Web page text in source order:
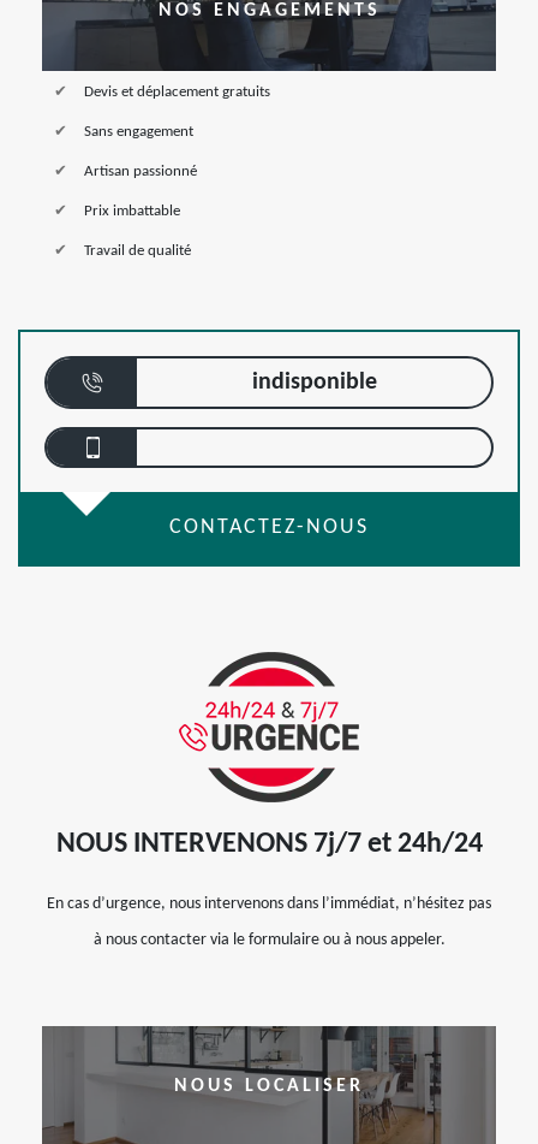
NOS ENGAGEMENTS
Devis et déplacement gratuits
Sans engagement
Artisan passionné
Prix imbattable
Travail de qualité
indisponible
CONTACTEZ-NOUS
NOUS INTERVENONS 7j/7 et 24h/24
En cas d’urgence, nous intervenons dans l’immédiat, n’hésitez pas
à nous contacter via le formulaire ou à nous appeler.
NOUS LOCALISER